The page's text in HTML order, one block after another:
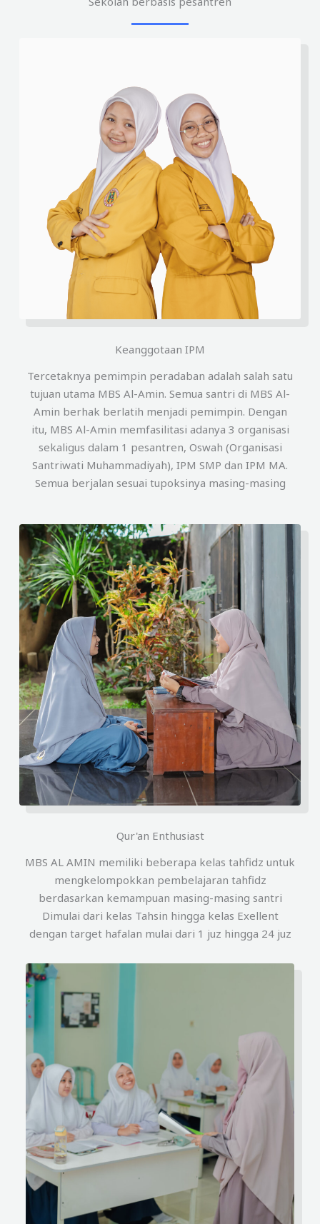
Keanggotaan IPM
Tercetaknya pemimpin peradaban adalah salah satu
tujuan utama MBS Al-Amin. Semua santri di MBS Al-
Amin berhak berlatih menjadi pemimpin. Dengan
itu, MBS Al-Amin memfasilitasi adanya 3 organisasi
sekaligus dalam 1 pesantren, Oswah (Organisasi
Santriwati Muhammadiyah), IPM SMP dan IPM MA.
Semua berjalan sesuai tupoksinya masing-masing
Qur'an Enthusiast
MBS AL AMIN memiliki beberapa kelas tahfidz untuk
mengkelompokkan pembelajaran tahfidz
berdasarkan kemampuan masing-masing santri
Dimulai dari kelas Tahsin hingga kelas Exellent
dengan target hafalan mulai dari 1 juz hingga 24 juz